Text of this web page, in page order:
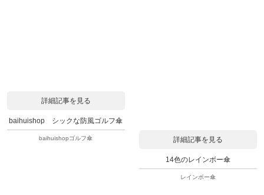
詳細記事を見る
baihuishop シックな防風ゴルフ傘
baihuishopゴルフ傘 詳細記事を見る
14色のレインボー傘
レインボー傘